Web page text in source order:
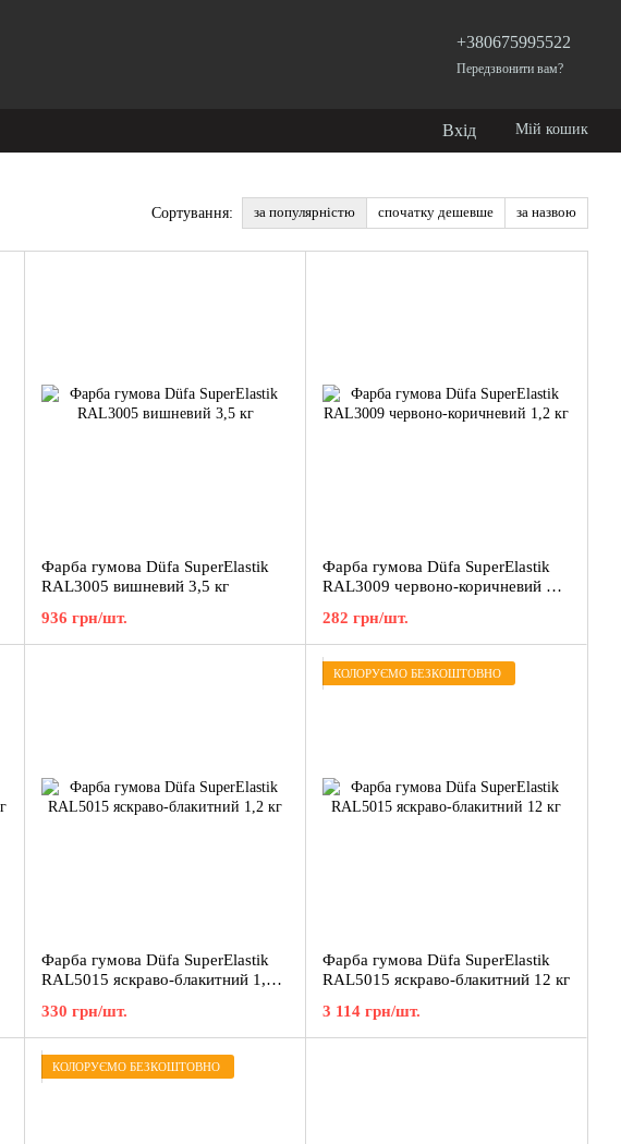
+380675995522
Передзвонити вам?
Вхід Мій кошик
Сортування: за популярністю спочатку дешевше за назвою
Фарба гумова Düfa SuperElastik
RAL3005 вишневий 3,5 кг
936 грн/шт.
Фарба гумова Düfa SuperElastik
RAL3009 червоно-коричневий 1,2
282 грн/шт.
Фарба гумова Düfa SuperElastik
RAL5015 яскраво-блакитний 1,2
330 грн/шт.
КОЛОРУЄМО БЕЗКОШТОВНО
Фарба гумова Düfa SuperElastik
RAL5015 яскраво-блакитний 12 кг
3 114 грн/шт.
КОЛОРУЄМО БЕЗКОШТОВНО